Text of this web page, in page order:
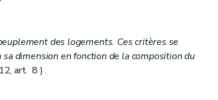
des logements. Ces critères se
dimension en fonction de la composition du
art. 8 ) .